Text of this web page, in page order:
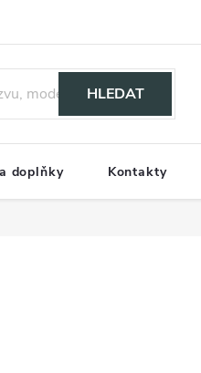
HLEDAT
doplňky Kontakty